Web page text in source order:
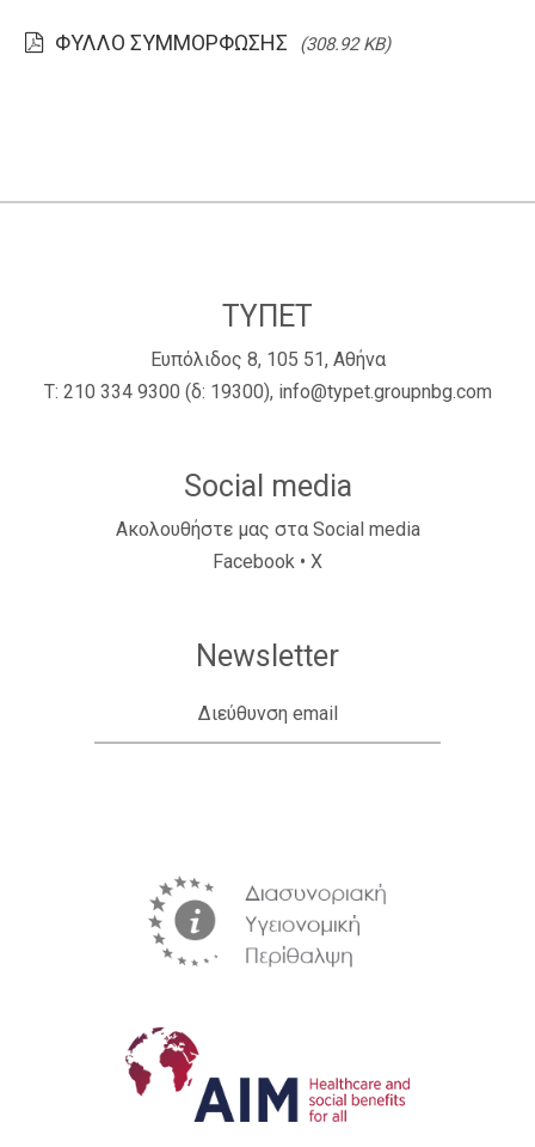
ΦΥΛΛΟ ΣΥΜΜΟΡΦΩΣΗΣ (308.92 KB)
ΤΥΠΕΤ
Ευπόλιδος 8, 105 51, Αθήνα
Τ: 210 334 9300 (δ: 19300), info@typet.groupnbg.com
Social media
Ακολουθήστε μας στα Social media
Facebook • X
Newsletter
Διεύθυνση email